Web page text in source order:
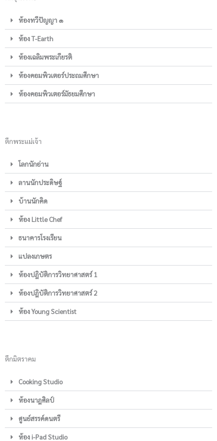
ห้องทวีปัญญา ๑
ห้อง T-Earth
ห้องเฉลิมพระเกียรติ
ห้องคอมพิวเตอร์ประถมศึกษา
ห้องคอมพิวเตอร์มัธยมศึกษา
ตึกพระแม่เจ้า
โลกนักอ่าน
ลานนักประดิษฐ์
บ้านนักคิด
ห้อง Little Chef
ธนาคารโรงเรียน
แปลงเกษตร
ห้องปฎิบัติการวิทยาศาสตร์ 1
ห้องปฎิบัติการวิทยาศาสตร์ 2
ห้อง Young Scientist
ตึกมิตราคม
Cooking Studio
ห้องนาฎศิลป์
ศูนย์สรรค์ดนตรี
ห้อง i-Pad Studio